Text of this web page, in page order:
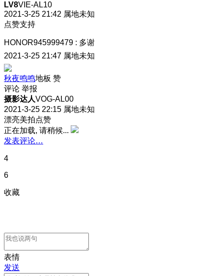
LV8VIE-AL10
2021-3-25 21:42 属地未知
点赞支持
HONOR945999479 : 多谢
2021-3-25 21:47 属地未知
秋夜鸣鸣地板 赞
评论 举报
摄影达人VOG-AL00
2021-3-25 22:15 属地未知
漂亮美拍点赞
正在加载, 请稍候...
发表评论…
4
6
收藏
表情
发送